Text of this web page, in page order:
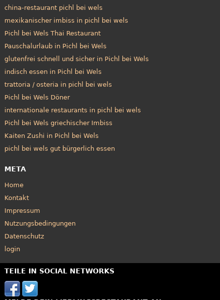
china-restaurant pichl bei wels
mexikanischer imbiss in pichl bei wels
Pichl bei Wels Thai Restaurant
Pauschalurlaub in Pichl bei Wels
glutenfrei schnell und sicher in Pichl bei Wels
indisch essen in Pichl bei Wels
trattoria / osteria in pichl bei wels
Pichl bei Wels Döner
internationale restaurants in pichl bei wels
Pichl bei Wels griechischer Imbiss
Kaiten Zushi in Pichl bei Wels
pichl bei wels gut bürgerlich essen
META
Home
Kontakt
Impressum
Nutzungsbedingungen
Datenschutz
login
TEILE IN SOCIAL NETWORKS